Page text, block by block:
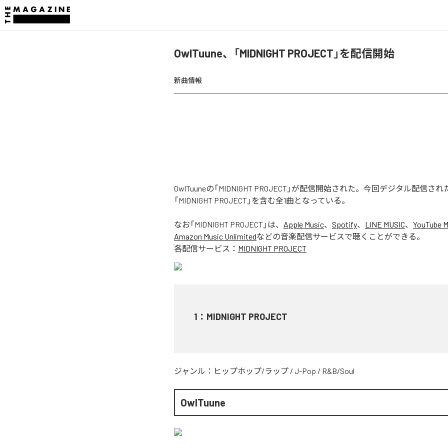
OwlTuune、「MIDNIGHT PROJECT」を配信開始
新曲情報
OwlTuuneの「MIDNIGHT PROJECT」が配信開始された。今回デジタル配信され
「MIDNIGHT PROJECT」を含む全1曲となっている。
なお「MIDNIGHT PROJECT 」は、 Apple Music、 Spotify、 LINE MUSIC、 YouTube
Amazon Music Unlimitedなどの音楽配信サービスで聴くことができる。
各配信サービス： MIDNIGHT PROJECT
1 ： MIDNIGHT PROJECT
ジャンル： ヒップホップ/ラップ / J-Pop / R&B/Soul
OwlTuune